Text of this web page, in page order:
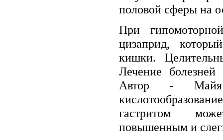
половой сферы на
При
цизаприд,
кишки.
Лечение болезней
Автор - Майя
гастритом
повышенным и